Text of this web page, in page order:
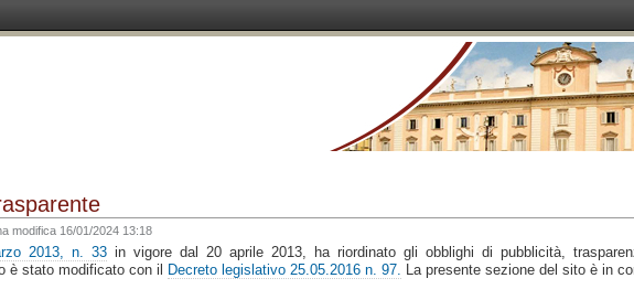
modifica 16/01/2024 13:18
2013, n. 33 in vigore dal 20 aprile 2013, ha riordinato gli obblighi di pubblicità,
è stato modificato con il
Decreto legislativo 25.05.2016 n. 97. La presente sezione del sito è in